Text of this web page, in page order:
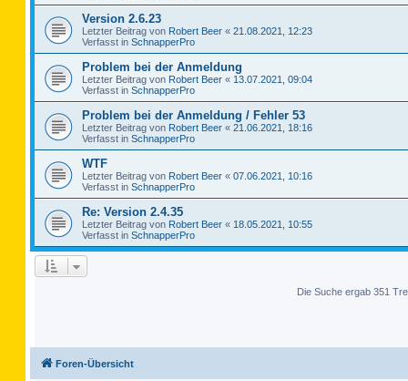
Version 2.6.23
Letzter Beitrag von Robert Beer « 21.08.2021, 12:23
Verfasst in SchnapperPro
Problem bei der Anmeldung
Letzter Beitrag von Robert Beer « 13.07.2021, 09:04
Verfasst in SchnapperPro
Problem bei der Anmeldung / Fehler 53
Letzter Beitrag von Robert Beer « 21.06.2021, 18:16
Verfasst in SchnapperPro
WTF
Letzter Beitrag von Robert Beer « 07.06.2021, 10:16
Verfasst in SchnapperPro
Re: Version 2.4.35
Letzter Beitrag von Robert Beer « 18.05.2021, 10:55
Verfasst in SchnapperPro
Die Suche ergab 351
Foren-Übersicht